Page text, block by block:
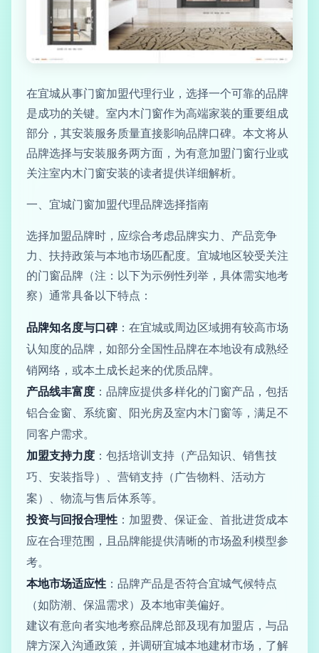
在宜城从事门窗加盟代理行业，选择一个可靠的品牌
是成功的关键。室内木门窗作为高端家装的重要组成
部分，其安装服务质量直接影响品牌口碑。本文将从
品牌选择与安装服务两方面，为有意加盟门窗行业或
关注室内木门窗安装的读者提供详细解析。
一、宜城门窗加盟代理品牌选择指南
选择加盟品牌时，应综合考虑品牌实力、产品竞争
力、扶持政策与本地市场匹配度。宜城地区较受关注
的门窗品牌（注：以下为示例性列举，具体需实地考
察）通常具备以下特点：
品牌知名度与口碑：在宜城或周边区域拥有较高市场
认知度的品牌，如部分全国性品牌在本地设有成熟经
销网络，或本土成长起来的优质品牌。
产品线丰富度 ：品牌应提供多样化的门窗产品，包括
铝合金窗、系统窗、阳光房及室内木门窗等，满足不
同客户需求。
加盟支持力度 ：包括培训支持（产品知识、销售技
巧、安装指导）、营销支持（广告物料、活动方
案）、物流与售后体系等。
投资与回报合理性 ：加盟费、保证金、首批进货成本
应在合理范围，且品牌能提供清晰的市场盈利模型参
考。
本地市场适应性 ：品牌产品是否符合宜城气候特点
（如防潮、保温需求）及本地审美偏好。
建议有意向者实地考察品牌总部及现有加盟店，与品
牌方深入沟通政策，并调研宜城本地建材市场，了解